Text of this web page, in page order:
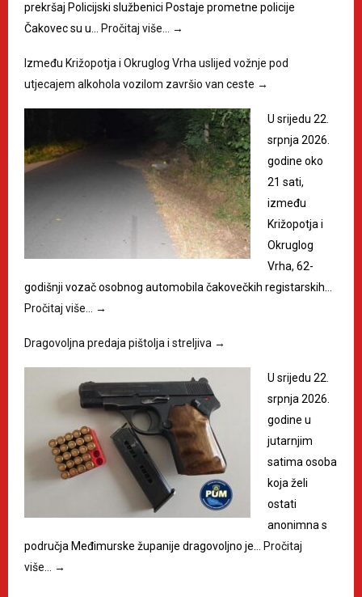
prekršaj Policijski službenici Postaje prometne policije
Čakovec su u…
Pročitaj više… →
Između Križopotja i Okruglog Vrha uslijed vožnje pod
utjecajem alkohola vozilom završio van ceste →
U srijedu 22.
srpnja 2026.
godine oko
21 sati,
između
Križopotja i
Okruglog
Vrha, 62-
godišnji vozač osobnog automobila čakovečkih registarskih…
Pročitaj više…
→
Dragovoljna predaja pištolja i streljiva →
U srijedu 22.
srpnja 2026.
godine u
jutarnjim
satima osoba
koja želi
ostati
anonimna s
područja Međimurske županije dragovoljno je…
Pročitaj
više…
→